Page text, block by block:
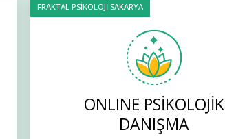
ONLINE PSİKOLOJİK
DANIŞMA
FRAKTAL PSİKOLOJİ SAKARYA